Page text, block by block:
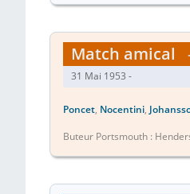
Match amical
31 Mai 1953 -
Poncet, Nocentini,
Buteur Portsmouth :